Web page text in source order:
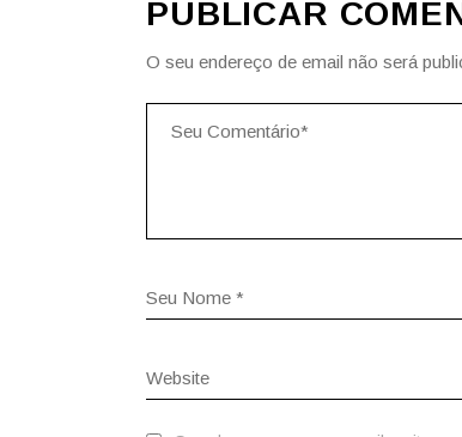
PUBLICAR
O seu endereço de email não será